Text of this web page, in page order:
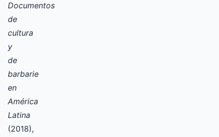
Documentos
de
cultura
y
de
barbarie
en
América
Latina
(2018),